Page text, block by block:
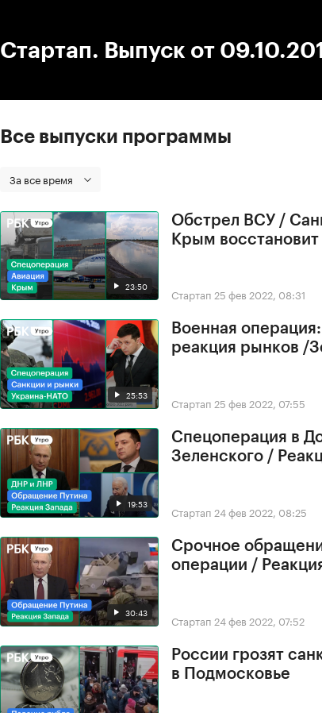
Стартап. Выпуск от
Все выпуски программы
За все время
23:50
Обстрел ВСУ /
Крым
Стартап 25 фев 2022, 08:31
25:53
Военная
реакция рынков /
Стартап 25 фев 2022, 07:55
19:53
Спецоперация в
Зеленского /
Стартап 24 фев 2022, 08:25
30:43
Срочное
операции /
Стартап 24 фев 2022, 07:52
России грозят
в Подмосковье